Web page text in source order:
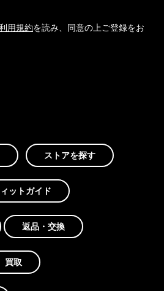
用規約を読み、同意の上ご登録をお
ストアを探す
ットガイド
返品・交換
買取